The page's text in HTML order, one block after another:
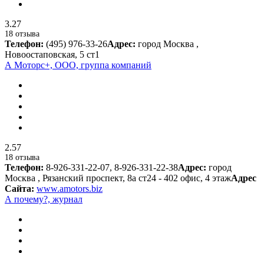
3.27
18 отзыва
Телефон: (495) 976-33-26Адрес: город Москва ,
Новоостаповская, 5 ст1
А Моторс+, ООО, группа компаний
2.57
18 отзыва
Телефон: 8-926-331-22-07, 8-926-331-22-38Адрес: город
Москва , Рязанский проспект, 8а ст24 - 402 офис, 4 этажАдрес
Сайта: www.amotors.biz
А почему?, журнал